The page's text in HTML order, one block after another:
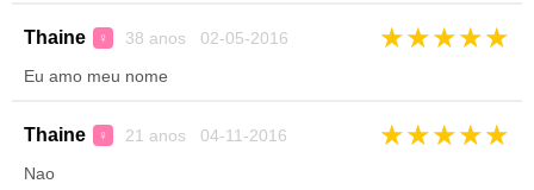
Thaine ♀ 38 anos 02-05-2016 ★★★★★
Eu amo meu nome
Thaine ♀ 21 anos 04-11-2016 ★★★★★
Nao